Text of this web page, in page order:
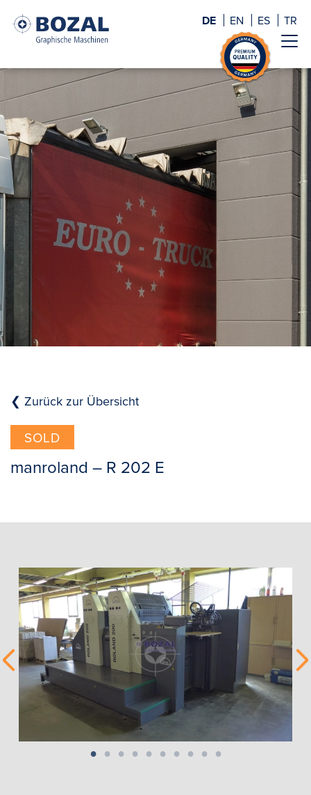
DE EN ES TR
❮ Zurück zur Übersicht
SOLD
manroland – R 202 E